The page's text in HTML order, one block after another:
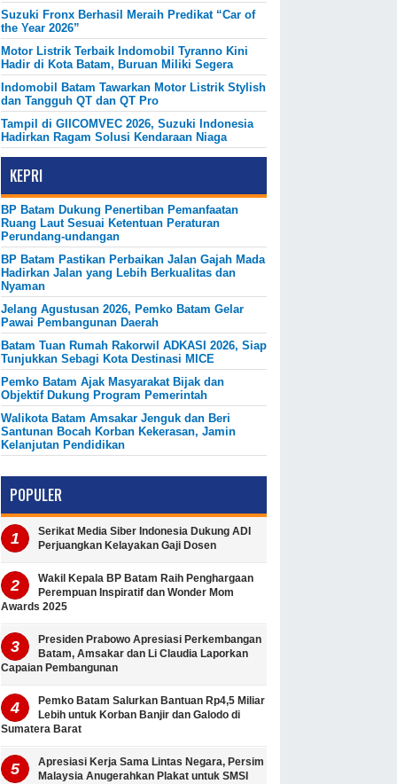
Suzuki Fronx Berhasil Meraih Predikat “Car of
the Year 2026”
Motor Listrik Terbaik Indomobil Tyranno Kini
Hadir di Kota Batam, Buruan Miliki Segera
Indomobil Batam Tawarkan Motor Listrik Stylish
dan Tangguh QT dan QT Pro
Tampil di GIICOMVEC 2026, Suzuki Indonesia
Hadirkan Ragam Solusi Kendaraan Niaga
KEPRI
BP Batam Dukung Penertiban Pemanfaatan
Ruang Laut Sesuai Ketentuan Peraturan
Perundang-undangan
BP Batam Pastikan Perbaikan Jalan Gajah Mada
Hadirkan Jalan yang Lebih Berkualitas dan
Nyaman
Jelang Agustusan 2026, Pemko Batam Gelar
Pawai Pembangunan Daerah
Batam Tuan Rumah Rakorwil ADKASI 2026, Siap
Tunjukkan Sebagi Kota Destinasi MICE
Pemko Batam Ajak Masyarakat Bijak dan
Objektif Dukung Program Pemerintah
Walikota Batam Amsakar Jenguk dan Beri
Santunan Bocah Korban Kekerasan, Jamin
Kelanjutan Pendidikan
POPULER
Serikat Media Siber Indonesia Dukung ADI
Perjuangkan Kelayakan Gaji Dosen
Wakil Kepala BP Batam Raih Penghargaan
Perempuan Inspiratif dan Wonder Mom
Awards 2025
Presiden Prabowo Apresiasi Perkembangan
Batam, Amsakar dan Li Claudia Laporkan
Capaian Pembangunan
Pemko Batam Salurkan Bantuan Rp4,5 Miliar
Lebih untuk Korban Banjir dan Galodo di
Sumatera Barat
Apresiasi Kerja Sama Lintas Negara, Persim
Malaysia Anugerahkan Plakat untuk SMSI